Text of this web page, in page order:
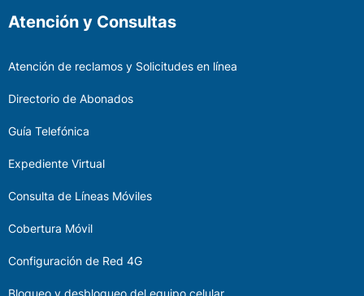
Atención y Consultas
Atención de reclamos y Solicitudes en línea
Directorio de Abonados
Guía Telefónica
Expediente Virtual
Consulta de Líneas Móviles
Cobertura Móvil
Configuración de Red 4G
Bloqueo y desbloqueo del equipo celular